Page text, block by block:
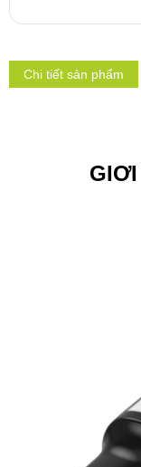
Chi tiết sản phẩm